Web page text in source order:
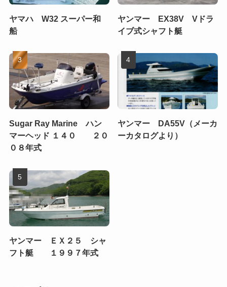
ヤマハ W32 スーパー和
船
ヤンマー EX38V Vドラ
イブ式シャフト艇
Sugar Ray Marine ハン
マーヘッド １４０ ２０
０８年式
ヤンマー DA55V（メーカ
ーカタログより）
ヤンマー ＥＸ２５ シャ
フト艇 １９９７年式